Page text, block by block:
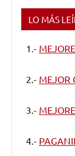
LO MÁS
1.-
2.- MEJOR
3.-
4.-